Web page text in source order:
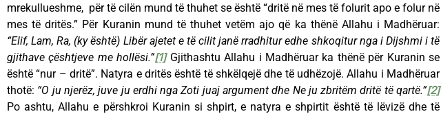
mrekullueshme, për të cilën mund të thuhet se është “dritë në mes të folurit apo e folur në
mes të dritës.” Për Kuranin mund të thuhet vetëm ajo që ka thënë Allahu i Madhëruar:
“Elif, Lam, Ra, (ky është) Libër ajetet e të cilit janë rradhitur edhe shkoqitur nga i Dijshmi i të
gjithave çështjeve me hollësi.”[1]Gjithashtu Allahu i Madhëruar ka thënë për Kuranin se
është “nur – dritë”. Natyra e dritës është të shkëlqejë dhe të udhëzojë. Allahu i Madhëruar
thotë: “O ju njerëz, juve ju erdhi nga Zoti juaj argument dhe Ne ju zbritëm dritë të qartë.”[2]
Po ashtu, Allahu e përshkroi Kuranin si shpirt, e natyra e shpirtit është të lëvizë dhe të